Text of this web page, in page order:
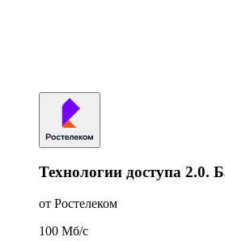
Технологии доступа 2.0.
от Ростелеком
100 Мб/c